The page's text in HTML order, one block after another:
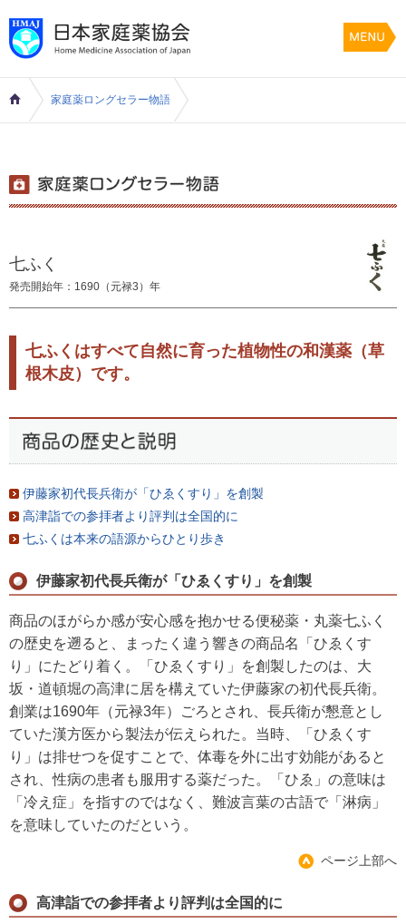
家庭薬ロングセラー物語
七ふく
発売開始年：1690（元禄3）年
七ふくはすべて自然に育った植物性の和漢薬（草
根木皮）です。
伊藤家初代長兵衛が「ひゑくすり」を創製
高津詣での参拝者より評判は全国的に
七ふくは本来の語源からひとり歩き
伊藤家初代長兵衛が「ひゑくすり」を創製
商品のほがらか感が安心感を抱かせる便秘薬・丸薬七ふく
の歴史を遡ると、まったく違う響きの商品名「ひゑくす
り」にたどり着く。「ひゑくすり」を創製したのは、大
坂・道頓堀の高津に居を構えていた伊藤家の初代長兵衛。
創業は1690年（元禄3年）ごろとされ、長兵衛が懇意とし
ていた漢方医から製法が伝えられた。当時、「ひゑくす
り」は排せつを促すことで、体毒を外に出す効能があると
され、性病の患者も服用する薬だった。「ひゑ」の意味は
「冷え症」を指すのではなく、難波言葉の古語で「淋病」
を意味していたのだという。
ページ上部へ
高津詣での参拝者より評判は全国的に